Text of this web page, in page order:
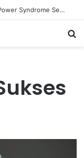
Cara Efektif Mengatasi Gejala Post Power Syndrome Setelah Pensiun Kerja